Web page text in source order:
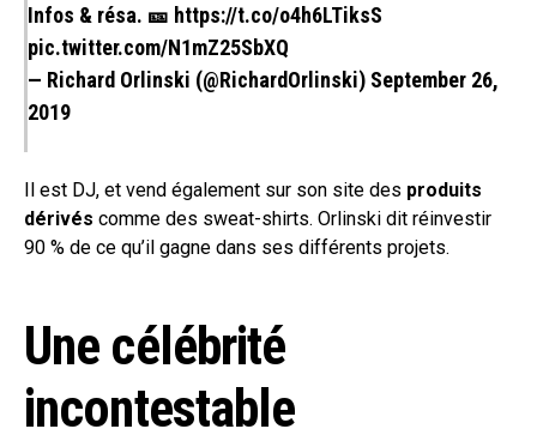
Infos & résa. 🎫 https://t.co/o4h6LTiksS
pic.twitter.com/N1mZ25SbXQ
— Richard Orlinski (@RichardOrlinski) September 26,
2019
Il est DJ, et vend également sur son site des produits
dérivés comme des sweat-shirts. Orlinski dit réinvestir
90 % de ce qu’il gagne dans ses différents projets.
Une célébrité
incontestable